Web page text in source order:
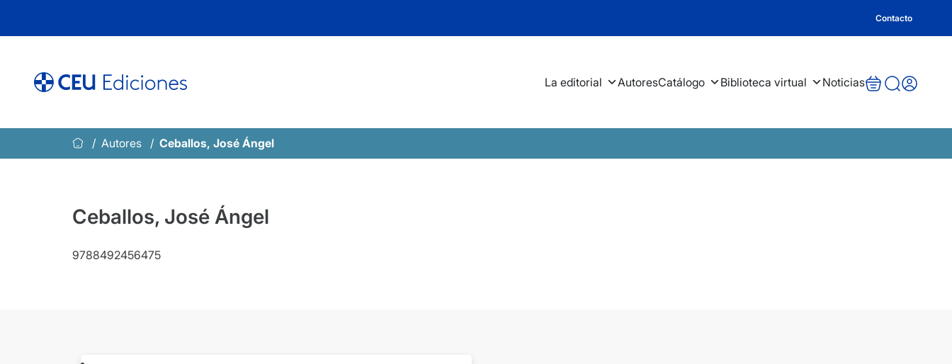
Contacto
La editorial AutoresCatálogo Biblioteca virtual Noticias
Autores Ceballos, José Ángel
Ceballos, José Ángel
9788492456475